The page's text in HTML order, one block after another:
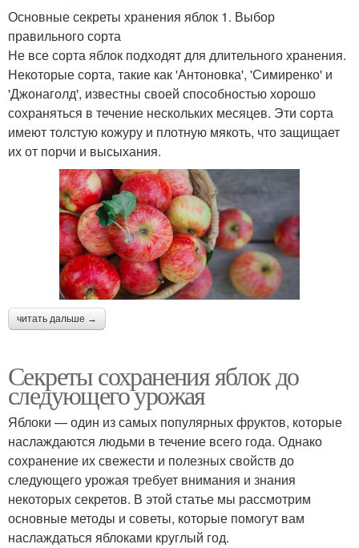
Основные секреты хранения яблок 1. Выбор
правильного сорта
Не все сорта яблок подходят для длительного хранения.
Некоторые сорта, такие как 'Антоновка', 'Симиренко' и
'Джонаголд', известны своей способностью хорошо
сохраняться в течение нескольких месяцев. Эти сорта
имеют толстую кожуру и плотную мякоть, что защищает
их от порчи и высыхания.
читать дальше →
Секреты сохранения яблок до
следующего урожая
Яблоки — один из самых популярных фруктов, которые
наслаждаются людьми в течение всего года. Однако
сохранение их свежести и полезных свойств до
следующего урожая требует внимания и знания
некоторых секретов. В этой статье мы рассмотрим
основные методы и советы, которые помогут вам
наслаждаться яблоками круглый год.